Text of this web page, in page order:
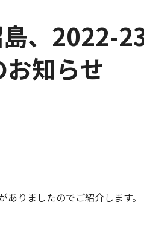
、2022-
知らせ
りましたのでご紹介します。